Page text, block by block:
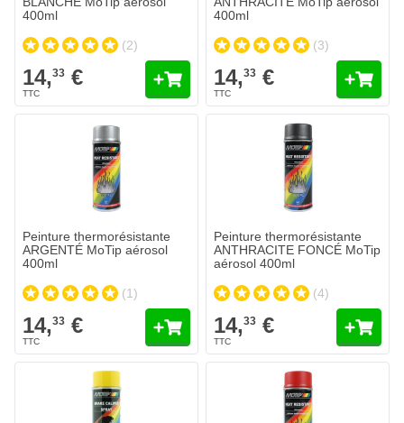
400ml
(2)
14,33 €
400ml
(3)
14,33 €
Peinture thermorésistante
ARGENTÉ MoTip aérosol
400ml
(1)
14,33 €
Peinture thermorésistante
ANTHRACITE FONCÉ MoTip
aérosol 400ml
(4)
14,33 €